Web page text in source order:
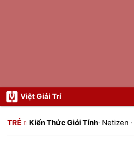
Việt Giải Trí
TRẺ Kiến Thức Giới Tính· Netizen ·